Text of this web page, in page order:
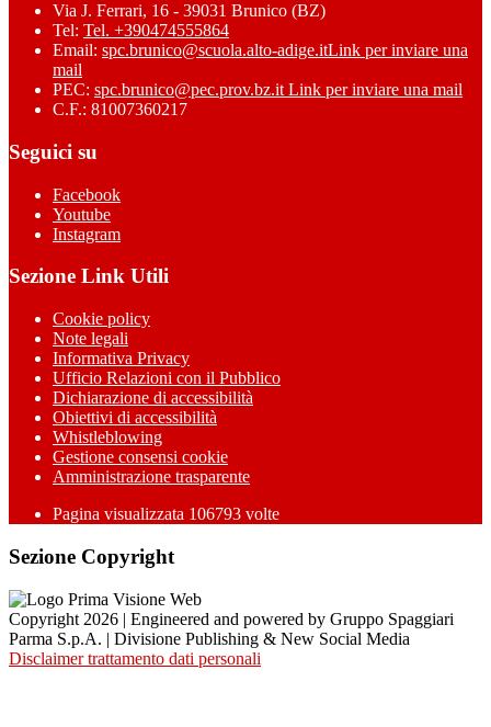
Via J. Ferrari, 16 - 39031 Brunico (BZ)
Tel: Tel. +390474555864
Email: spc.brunico@scuola.alto-adige.itLink per inviare una
mail
PEC: spc.brunico@pec.prov.bz.it Link per inviare una mail
C.F.: 81007360217
Seguici su
Facebook
Youtube
Instagram
Sezione Link Utili
Cookie policy
Note legali
Informativa Privacy
Ufficio Relazioni con il Pubblico
Dichiarazione di accessibilità
Obiettivi di accessibilità
Whistleblowing
Gestione consensi cookie
Amministrazione trasparente
Pagina visualizzata 106793 volte
Sezione Copyright
Copyright 2026 | Engineered and powered by Gruppo Spaggiari
Parma S.p.A. | Divisione Publishing & New Social Media
Disclaimer trattamento dati personali